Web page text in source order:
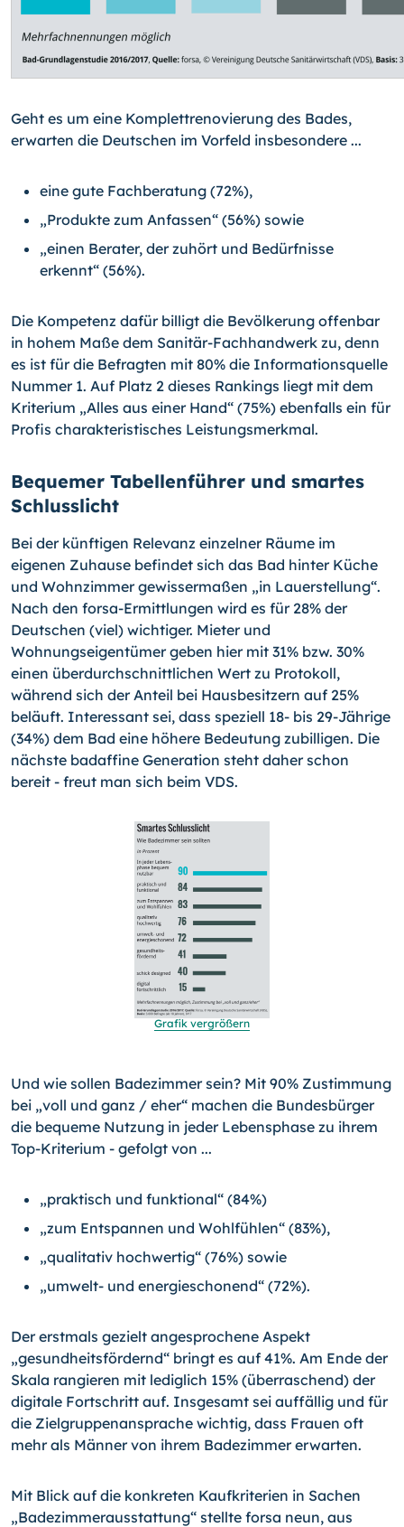
Geht es um eine Komplettrenovierung des Bades,
erwarten die Deutschen im Vorfeld insbesondere ...
eine gute Fachberatung (72%),
„Produkte zum Anfassen“ (56%) sowie
„einen Berater, der zuhört und Bedürfnisse
erkennt“ (56%).
Die Kompetenz dafür billigt die Bevölkerung offenbar
in hohem Maße dem Sani­tär-Fachhandwerk zu, denn
es ist für die Befragten mit 80% die Informationsquelle
Nummer 1. Auf Platz 2 dieses Rankings liegt mit dem
Kriterium „Alles aus einer Hand“ (75%) ebenfalls ein für
Profis charakteristisches Leistungsmerkmal.
Bequemer Tabellenführer und smartes
Schlusslicht
Bei der künftigen Relevanz einzelner Räume im
eigenen Zuhause befindet sich das Bad hinter Küche
und Wohnzimmer gewissermaßen „in Lauerstellung“.
Nach den forsa-Ermittlungen wird es für 28% der
Deutschen (viel) wichtiger. Mieter und
Wohnungseigentümer geben hier mit 31% bzw. 30%
einen überdurchschnittlichen Wert zu Protokoll,
während sich der Anteil bei Hausbesitzern auf 25%
beläuft. Interessant sei, dass speziell 18- bis 29-Jährige
(34%) dem Bad eine höhere Bedeutung zubilligen. Die
nächste badaffine Generation steht daher schon
bereit - freut man sich beim VDS.
Grafik vergrößern
Und wie sollen Badezimmer sein? Mit 90% Zustimmung
bei „voll und ganz / eher“ machen die Bundesbürger
die bequeme Nutzung in jeder Lebensphase zu ihrem
Top-Kriterium - gefolgt von ...
„praktisch und funktional“ (84%)
„zum Entspannen und Wohlfühlen“ (83%),
„qualitativ hochwertig“ (76%) sowie
„umwelt- und energieschonend“ (72%).
Der erstmals gezielt angesprochene Aspekt
„gesundheitsfördernd“ bringt es auf 41%. Am Ende der
Skala rangieren mit lediglich 15% (überraschend) der
digitale Fortschritt auf. Insgesamt sei auffällig und für
die Zielgruppenansprache wichtig, dass Frauen oft
mehr als Männer von ihrem Badezimmer erwarten.
Mit Blick auf die konkreten Kaufkriterien in Sachen
„Badezimmerausstattung“ stellte forsa neun, aus